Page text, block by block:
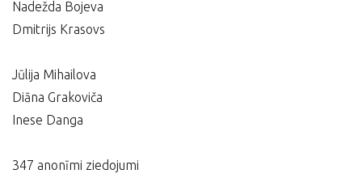
Nadežda Bojeva
Dmitrijs Krasovs
Jūlija Mihailova
Diāna Grakoviča
Inese Danga
347 anonīmi ziedojumi